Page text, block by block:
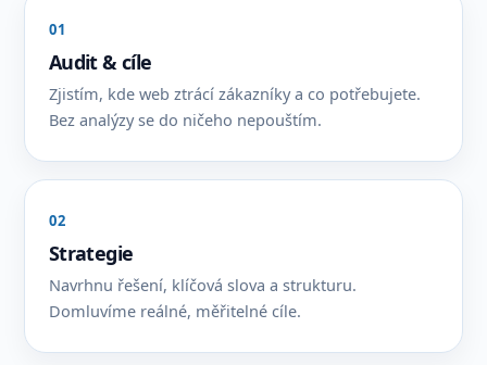
01
Audit & cíle
Zjistím, kde web ztrácí zákazníky a co potřebujete.
Bez analýzy se do ničeho nepouštím.
02
Strategie
Navrhnu řešení, klíčová slova a strukturu.
Domluvíme reálné, měřitelné cíle.